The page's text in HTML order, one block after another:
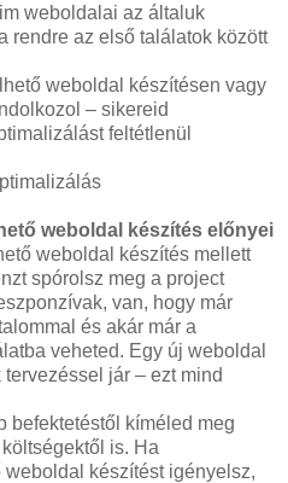
weboldalai az általuk
rendre az első találatok között
weboldal készítésen vagy
– sikereid
feltétlenül
weboldal készítés előnyei
weboldal készítés mellett
spórolsz meg a project
van, hogy már
és akár már a
veheted. Egy új weboldal
jár – ezt mind
befektetéstől kíméled meg
is. Ha
készítést igényelsz,